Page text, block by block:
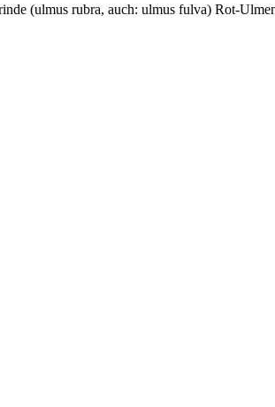
(ulmus rubra, auch: ulmus fulva) Rot-